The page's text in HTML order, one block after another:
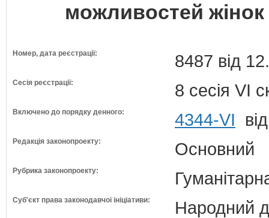
можливостей жінок
Номер, дата реєстрації: 8487 від
Сесія реєстрації: 8 сесія VI
Включено до порядку денного: 4344-VI
Редакція законопроекту: Основний
Рубрика законопроекту:
Суб'єкт права законодавчої ініціативи: Народний